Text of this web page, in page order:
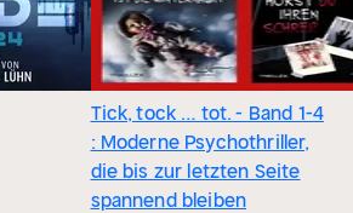
Tick, tock … tot. - Band 1-4
: Moderne Psychothriller,
die bis zur letzten Seite
spannend bleiben